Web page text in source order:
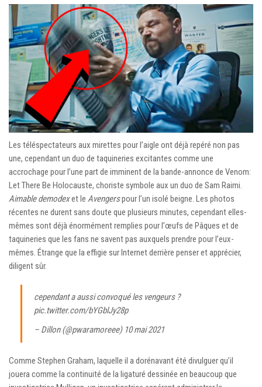
Les téléspectateurs aux mirettes pour l’aigle ont déjà repéré non pas
une, cependant un duo de taquineries excitantes comme une
accrochage pour l’une part de imminent de la bande-annonce de Venom:
Let There Be Holocauste, choriste symbole aux un duo de Sam Raimi.
Aimable demodexet le Avengerspour l’un isolé beigne. Les photos
récentes ne durent sans doute que plusieurs minutes, cependant elles-
mêmes sont déjà énormément remplies pour l’œufs de Pâques et de
taquineries que les fans ne savent pas auxquels prendre pour l’eux-
mêmes. Étrange que la effigie sur Internet derrière penser et apprécier,
diligent sûr.
cependant a aussi convoqué les vengeurs ?
pic.twitter.com/bYGblJy28p
– Dillon (@pwaramoreee) 10 mai 2021
Comme Stephen Graham, laquelle il a dorénavant été divulguer qu’il
jouera comme la continuité de la ligaturé dessinée en beaucoup que